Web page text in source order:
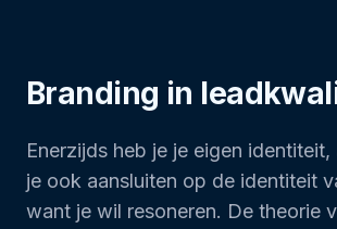
Branding in
Enerzijds heb je je eigen
je ook aansluiten op de identiteit
want je wil resoneren. De theorie